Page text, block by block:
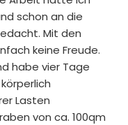
schon an die
Mit den
keine Freude.
habe vier Tage
Lasten
von ca. 100qm